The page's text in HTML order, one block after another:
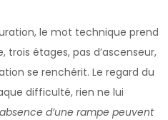
le mot technique prend
trois étages, pas d’ascenseur,
se renchérit. Le regard du
difficulté, rien ne lui
d’une rampe peuvent